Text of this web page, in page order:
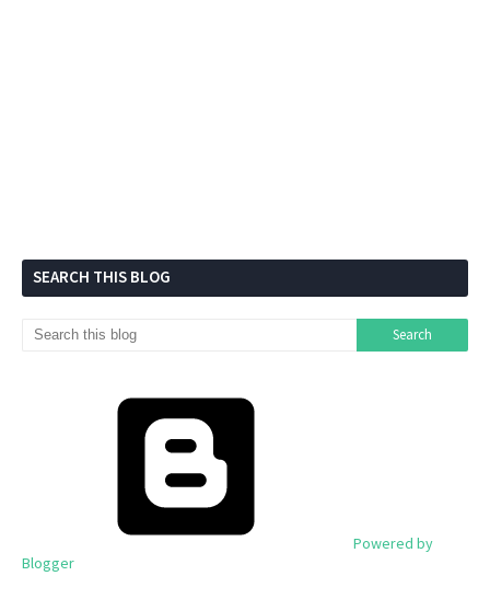
SEARCH THIS BLOG
Powered by
Blogger